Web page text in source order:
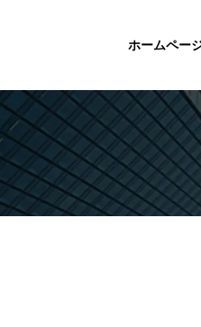
ホームペー